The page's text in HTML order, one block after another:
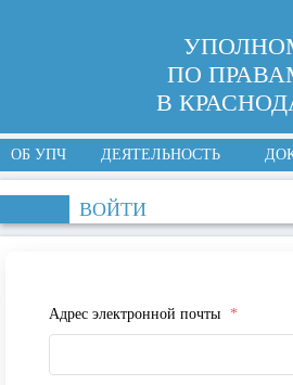
ПО
В
ОБ УПЧ ДЕЯТЕЛЬНОСТЬ
ВОЙТИ
Адрес электронной почты *